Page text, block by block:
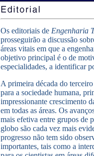
Os editoriais de Engenharia
prosseguirão a discussão
áreas vitais em que a
objetivo principal é o de
especialidades, a identificar
A primeira década do
para a sociedade humana,
impressionante crescimento
em todas as áreas. Os
mais efetiva entre grupos de
globo são cada vez mais
progresso não tem sido
importantes, tais como a